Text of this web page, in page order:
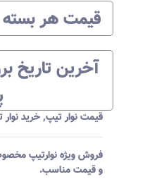
قیمت هربسته
آخرین تاریخ
قیمت نوار تیپ,خرید
فروش ویژه نوارتیپ
و قیمت مناسب.